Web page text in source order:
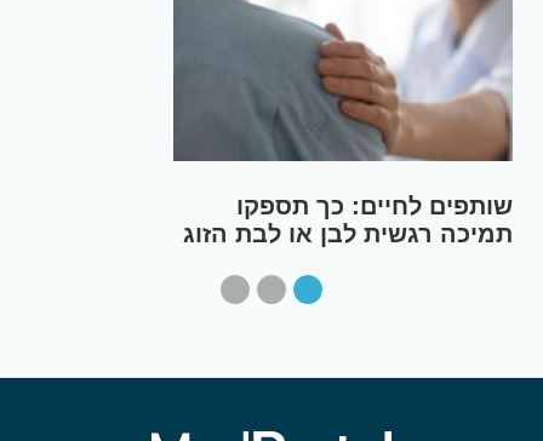
שותפים לחיים: כך תספקו
תמיכה רגשית לבן או לבת הזוג